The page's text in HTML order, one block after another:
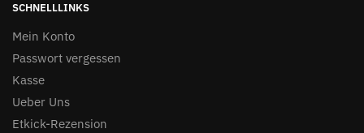
SCHNELLLINKS
Mein Konto
Passwort vergessen
Kasse
Ueber Uns
Etkick-Rezension